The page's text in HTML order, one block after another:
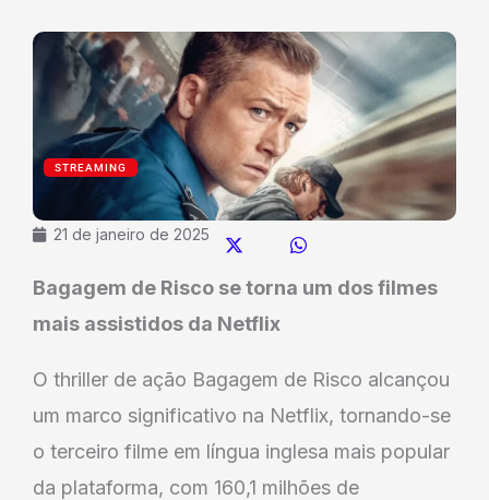
21 de janeiro de 2025
STREAMING
Bagagem de Risco se torna um dos filmes
mais assistidos da Netflix
O thriller de ação Bagagem de Risco alcançou
um marco significativo na Netflix, tornando-se
o terceiro filme em língua inglesa mais popular
da plataforma, com 160,1 milhões de